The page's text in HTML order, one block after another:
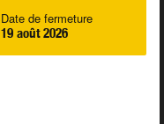
Date de fermeture
19 août 2026